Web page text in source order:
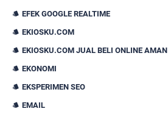
EFEK GOOGLE REALTIME
EKIOSKU.COM
EKIOSKU.COM JUAL BELI ONLINE AMAN
EKONOMI
EKSPERIMEN SEO
EMAIL